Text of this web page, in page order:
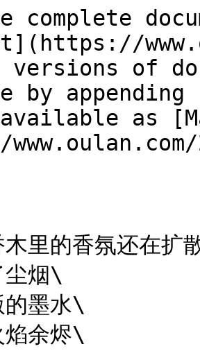
complete
versions of
by
as
木里的香氛还在扩
尘烟\
的墨水\
焰余烬\